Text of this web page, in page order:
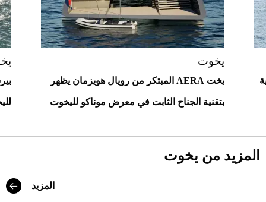
أغلى 10 عطور في العالم للرجال تمنحك فخامة
استثنائية
2026-07-23
يخوت
يخت AERA المبتكر من رويال هويزمان يظهر
بتقنية الجناح الثابت في معرض موناكو لليخوت
المزيد من يخوت
المزيد